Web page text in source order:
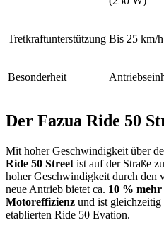
Tretkraftunterstützung Bis 25 km/h
Besonderheit
Der Fazua Ride 50
Mit hoher Geschwindigkeit über
Ride 50 Street ist auf der Straße
hoher Geschwindigkeit durch den
neue Antrieb bietet ca. 10 %
Motoreffizienz und ist gleichzeitig
etablierten Ride 50 Evation.